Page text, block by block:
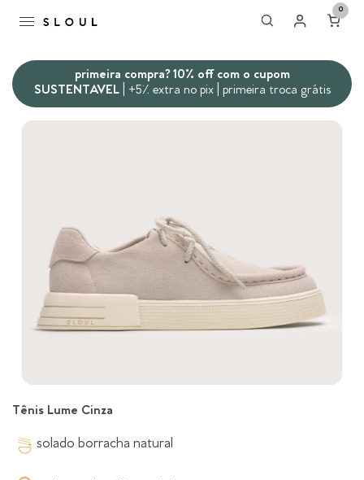
0
primeira compra? 10% off com o cupom
SUSTENTAVEL
| +5% extra no pix | primeira troca grátis
Tênis Lume Cinza
solado borracha natural